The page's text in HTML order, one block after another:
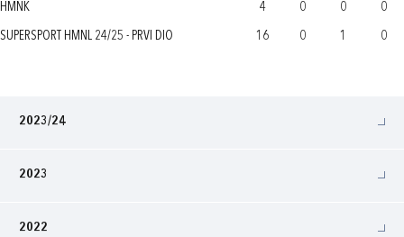
HMNK 4 0 0 0
SUPERSPORT HMNL 24/25 - PRVI DIO 16 0 1 0
2023/24
2023
2022